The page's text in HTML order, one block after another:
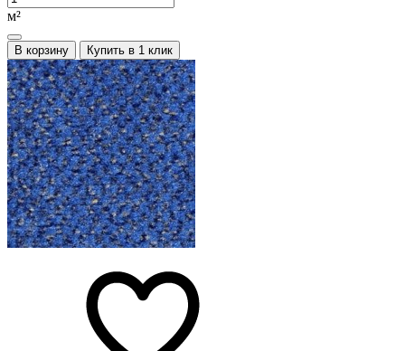
м²
В корзину Купить в 1 клик